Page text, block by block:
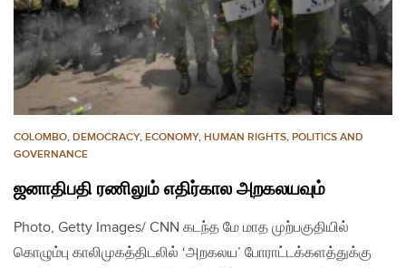
COLOMBO, DEMOCRACY, ECONOMY, HUMAN RIGHTS, POLITICS AND
GOVERNANCE
ஜனாதிபதி ரணிலும் எதிர்கால அறகலயவும்
Photo, Getty Images/ CNN கடந்த மே மாத முற்பகுதியில்
கொழும்பு காலிமுகத்திடலில் ‘அறகலய’ போராட்டக்களத்துக்கு